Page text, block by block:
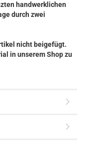
handwerklichen
durch zwei
nicht beigefügt.
in unserem Shop zu